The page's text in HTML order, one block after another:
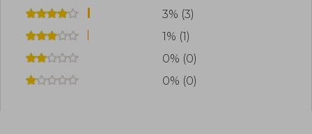
3% (3)
1% (1)
0% (0)
0% (0)